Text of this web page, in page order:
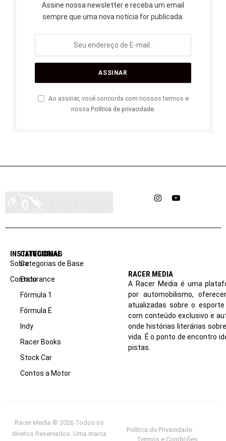
Assine nossa newsletter e receba um email
sempre que uma nova notícia for publicada.
Ao assinar, você concorda com nossos termos e
nossa Política de privacidade.
InstagramYouTube
INSTITUCIONAL
Sobre
Contato
CATEGORIAS
Categorias de Base
Endurance
Fórmula 1
Fórmula E
Indy
Racer Books
Stock Car
Contos a Motor
RACER MEDIA
A Racer Media é uma
por automobilismo,
atualizadas sobre o
com conteúdo exclusivo e
onde histórias literárias
vida. É o ponto de encontro
pistas.
Racer Media © 2026 Todos os
direitos Reservados. Uma marca
Política de Privacidade
Termos e Condições